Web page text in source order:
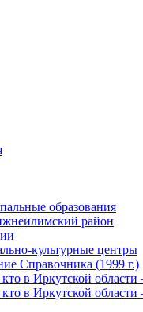
образования
район
культурные центры
Справочника (1999 г.)
кто в Иркутской
кто в Иркутской